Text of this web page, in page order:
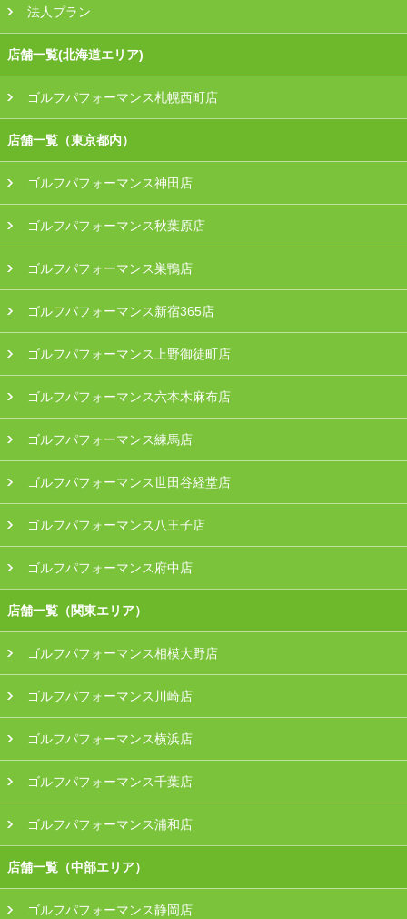
法人プラン
店舗一覧(北海道エリア)
ゴルフパフォーマンス札幌西町店
店舗一覧（東京都内）
ゴルフパフォーマンス神田店
ゴルフパフォーマンス秋葉原店
ゴルフパフォーマンス巣鴨店
ゴルフパフォーマンス新宿365店
ゴルフパフォーマンス上野御徒町店
ゴルフパフォーマンス六本木麻布店
ゴルフパフォーマンス練馬店
ゴルフパフォーマンス世田谷経堂店
ゴルフパフォーマンス八王子店
ゴルフパフォーマンス府中店
店舗一覧（関東エリア）
ゴルフパフォーマンス相模大野店
ゴルフパフォーマンス川崎店
ゴルフパフォーマンス横浜店
ゴルフパフォーマンス千葉店
ゴルフパフォーマンス浦和店
店舗一覧（中部エリア）
ゴルフパフォーマンス静岡店